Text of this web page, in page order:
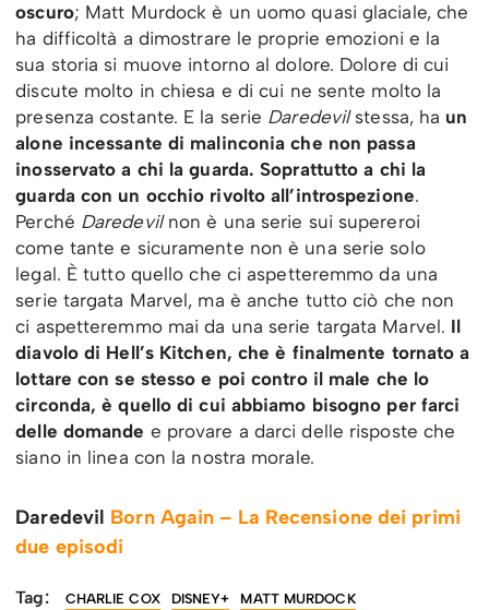
oscuro; Matt Murdock è un uomo quasi glaciale, che
ha difficoltà a dimostrare le proprie emozioni e la
sua storia si muove intorno al dolore. Dolore di cui
discute molto in chiesa e di cui ne sente molto la
presenza costante. E la serie Daredevil stessa, ha un
alone incessante di malinconia che non passa
inosservato a chi la guarda. Soprattutto a chi la
guarda con un occhio rivolto all’introspezione.
Perché Daredevil non è una serie sui supereroi
come tante e sicuramente non è una serie solo
legal. È tutto quello che ci aspetteremmo da una
serie targata Marvel, ma è anche tutto ciò che non
ci aspetteremmo mai da una serie targata Marvel. Il
diavolo di Hell’s Kitchen, che è finalmente tornato a
lottare con se stesso e poi contro il male che lo
circonda, è quello di cui abbiamo bisogno per farci
delle domande e provare a darci delle risposte che
siano in linea con la nostra morale.
Daredevil Born Again – La Recensione dei primi
due episodi
Tag: CHARLIE COX DISNEY+ MATT MURDOCK